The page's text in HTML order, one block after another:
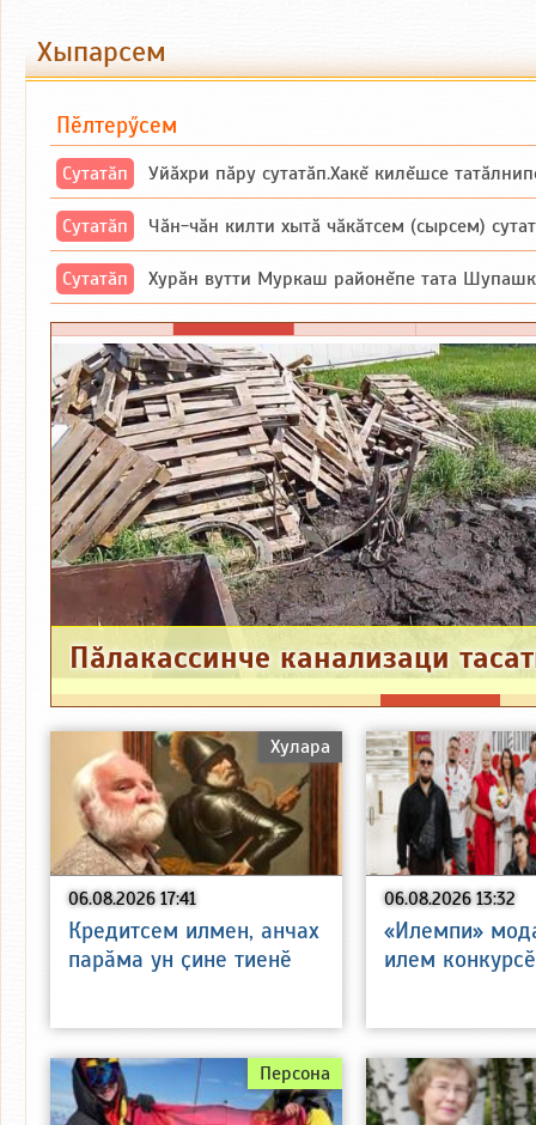
Хыпарсем
Пӗлтерӳсем
Сутатӑп Уйăхри пăру сутатăп.Хакĕ килĕшсе
Сутатӑп Чăн-чăн килти хытă чăкăтсем (сырсем) сутатпăр. Вĕсене мăн пыршă
Сутатӑп Хурăн вутти Муркаш районĕпе тата Шупашкар районĕнчи Ишлей
06.08.2026 17:41
Хулара
Кредитсем илмен, анчах
парӑма ун ҫине тиенӗ
06.08.2026 13:32
«Илемпи»
илем
Персона